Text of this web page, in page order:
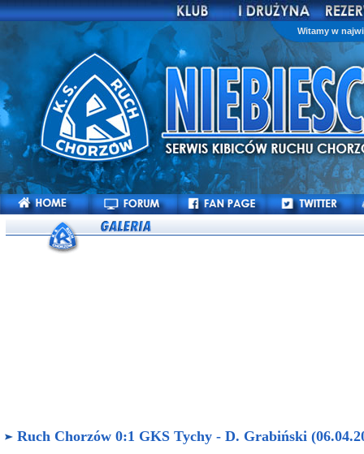
Witamy w
Ruch Chorzów 0:1 GKS Tychy - D. Grabiński